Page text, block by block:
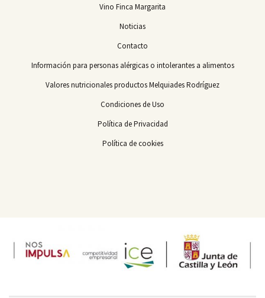
Vino Finca Margarita
Noticias
Contacto
Información para personas alérgicas o intolerantes a alimentos
Valores nutricionales productos Melquiades Rodríguez
Condiciones de Uso
Política de Privacidad
Política de cookies